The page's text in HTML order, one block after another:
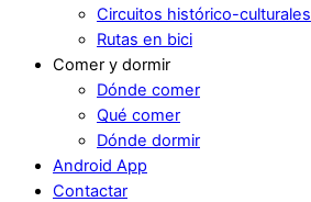
Circuitos histórico-culturales
Rutas en bici
Comer y dormir
Dónde comer
Qué comer
Dónde dormir
Android App
Contactar